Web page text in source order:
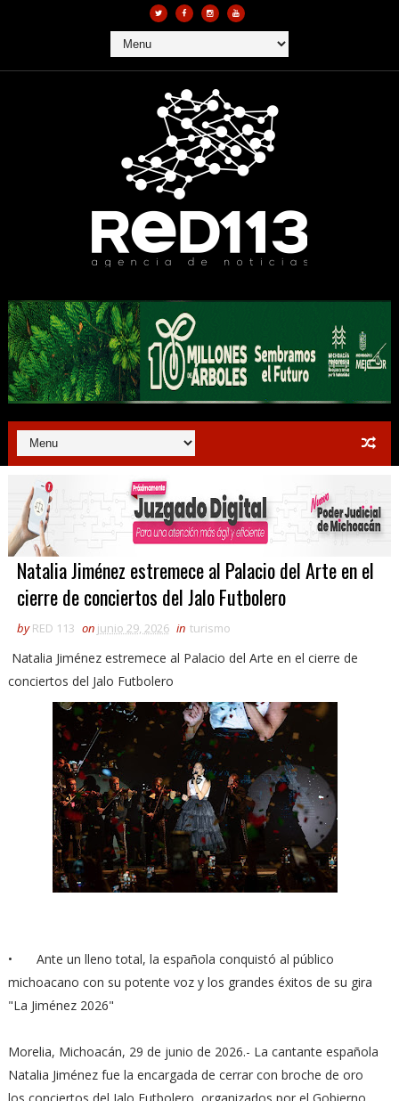
Natalia Jiménez estremece al Palacio del Arte en el
cierre de conciertos del Jalo Futbolero
by RED 113 on junio 29, 2026 in turismo
Natalia Jiménez estremece al Palacio del Arte en el cierre de
conciertos del Jalo Futbolero
•
Ante un lleno total, la española conquistó al público
michoacano con su potente voz y los grandes éxitos de su gira
"La Jiménez 2026"
Morelia, Michoacán, 29 de junio de 2026.- La cantante española
Natalia Jiménez fue la encargada de cerrar con broche de oro